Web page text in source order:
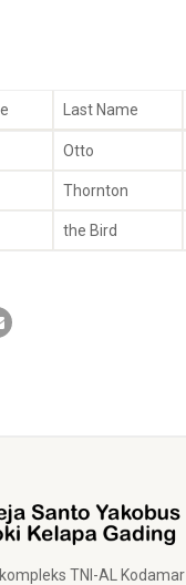
Last Name
Otto
Thornton
the Bird
TNI-AL Kodamar